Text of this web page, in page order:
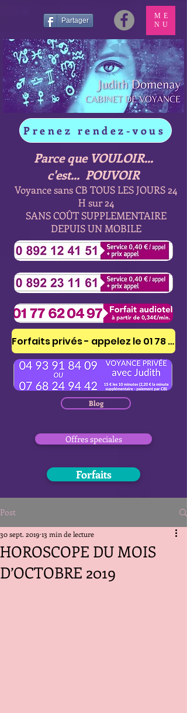
Partager
Prenez rendez-vous
Parce que VOULOIR...
c'est... POUVOIR
Voyance sans CB TOUS LES JOURS 24
H sur 24
SANS COÛT SUPPLEMENTAIRE
DEPUIS UN MOBILE
Blog
Offres speciales
ME
NU
Forfaits
Forfaits privés - appelez le 01 78 41 53 51
Post
HOROSCOPE DU MOIS
D’OCTOBRE 2019
30 sept. 2019 13 min de lecture